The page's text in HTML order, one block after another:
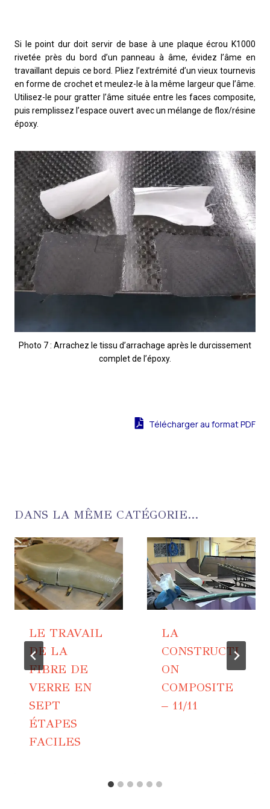
Si le point dur doit servir de base à une plaque écrou K1000
rivetée près du bord d’un panneau à âme, évidez l’âme en
travaillant depuis ce bord. Pliez l’extrémité d’un vieux tournevis
en forme de crochet et meulez-le à la même largeur que l’âme.
Utilisez-le pour gratter l’âme située entre les faces composite,
puis remplissez l’espace ouvert avec un mélange de flox/résine
époxy.
Photo 7 : Arrachez le tissu d’arrachage après le durcissement
complet de l’époxy.
Télécharger au format PDF
DANS LA MÊME CATÉGORIE...
LE TRAVAIL
DE LA
FIBRE DE
VERRE EN
SEPT
ÉTAPES
FACILES
LA
CONSTRUCTI
ON
COMPOSITE
– 11/11